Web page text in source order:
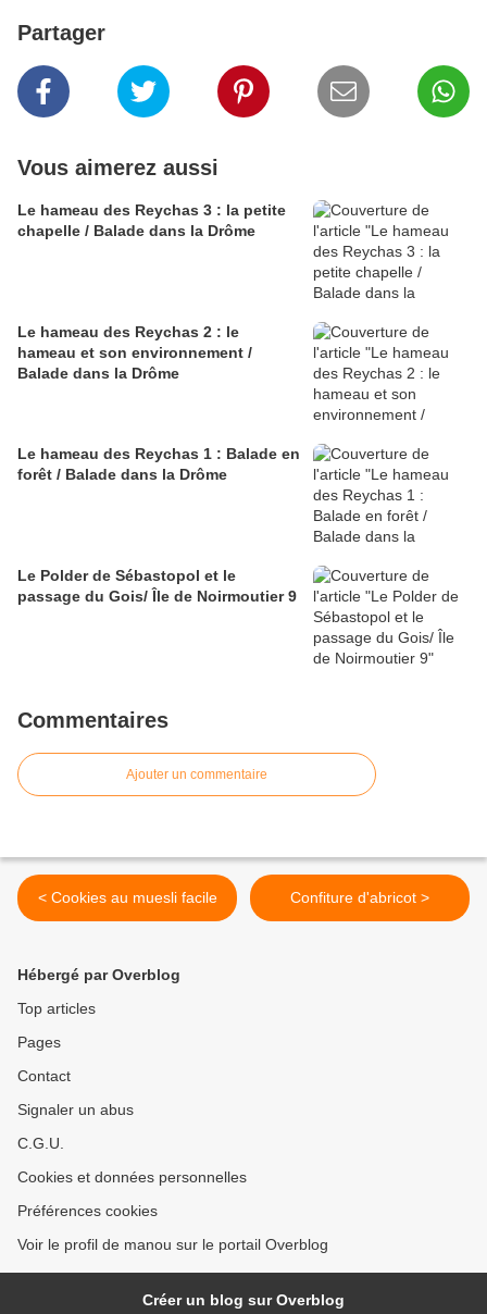
Partager
Vous aimerez aussi
Le hameau des Reychas 3 : la petite
chapelle / Balade dans la Drôme
Le hameau des Reychas 2 : le
hameau et son environnement /
Balade dans la Drôme
Le hameau des Reychas 1 : Balade en
forêt / Balade dans la Drôme
Le Polder de Sébastopol et le
passage du Gois/ Île de Noirmoutier 9
Commentaires
Ajouter un commentaire
< Cookies au muesli facile Confiture d'abricot >
Hébergé par Overblog
Top articles
Pages
Contact
Signaler un abus
C.G.U.
Cookies et données personnelles
Préférences cookies
Voir le profil de manou sur le portail Overblog
Créer un blog sur Overblog